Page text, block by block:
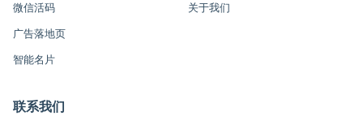
微信活码
广告落地页
智能名片
关于我们
联系我们